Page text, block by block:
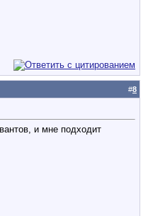
#8
и мне подходит